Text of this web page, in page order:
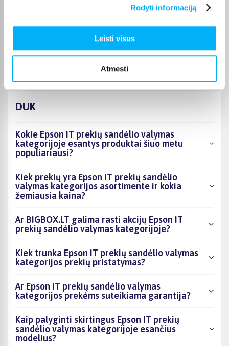
Rodyti informaciją
Leisti visus
Atmesti
Mantas K.
Kokybė atitinka kainą, viskas ok.
DUK
Kokie Epson IT prekių sandėlio valymas
kategorijoje esantys produktai šiuo metu
populiariausi?
Kiek prekių yra Epson IT prekių sandėlio
valymas kategorijos asortimente ir kokia
žemiausia kaina?
Ar BIGBOX.LT galima rasti akcijų Epson IT
prekių sandėlio valymas kategorijoje?
Kiek trunka Epson IT prekių sandėlio valymas
kategorijos prekių pristatymas?
Ar Epson IT prekių sandėlio valymas
kategorijos prekėms suteikiama garantija?
Kaip palyginti skirtingus Epson IT prekių
sandėlio valymas kategorijoje esančius
modelius?